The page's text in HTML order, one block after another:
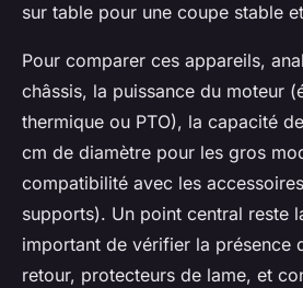
sur table pour une coupe stable
Pour comparer ces appareils,
châssis, la puissance du moteur
thermique ou PTO), la capacité
cm de diamètre pour les gros
compatibilité avec les
supports). Un point central reste
important de vérifier la présence
retour, protecteurs de lame, et